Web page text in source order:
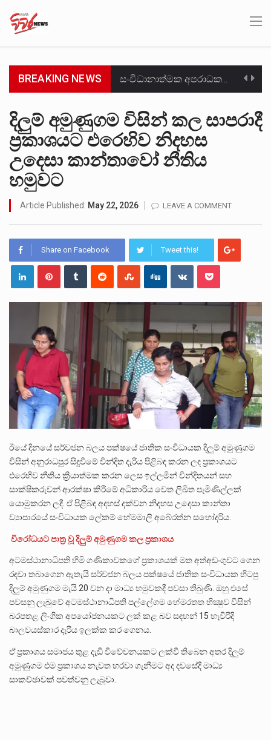
BREAKING NEWS සංවිධානාත්මක අපරාධකරුවකු වන ලොකු පැටිගේ ප්‍රධාන වෙඩික්කරු බවට සැක කරන ගිං ගඟේ ගිල්වා මරා දමා…
හිටපු පොලිස්පති පූජිත් ජයසුන්දරට සහ හිටපු ආරක්ෂක අමාත්‍යංශ ලේකම් හේමසිරි ප්‍රනාන්දු විශේෂ ත්‍රිපුද්ගල මහාධිකරණය විසින්…
මේ, දන්නා හඳුනන ලියන්නකුගේ නන්නාඳුනන අඩවියක සැරිසරා ලද ආස්වාදනීය මොහොතක සිංහාවලෝකනයකි .කෙටි කවියක දිගු බර…
වත්මන් ආණ්ඩුවේ ප්‍රධාන පාර්ශවකරුවා වන ජනතා විමුක්ති පෙරමුණේ කාලයක පටන් තිබුණු ප්‍රධාන සටන් පාඨයක් වූවේ…
දිලුම් අමුණුගම විසින් කල සාපරාදී
ප්‍රකාශයට එරෙහිව නිදහස
උදෙසා කාන්තාවෝ නීතිය
හමුවට
Article Published: May 22, 2026 LEAVE A COMMENT
Share on Facebook Tweet this!
ඊයේ දිනයේ සර්වජන බලය පක්ෂයේ ජාතික සංවිධායක දිලුම් අමුණුගම
විසින් අනුරාධපුර සිදුවීමේ වින්දිත දැරිය පිළිබඳ කරන ලද ප්‍රකාශයට
එරෙහිව නීතිය ක්‍රියාත්මක කරන ලෙස ඉල්ලමින් වින්දිතයන් සහ
සාක්ෂිකරුවන් ආරක්ෂා කිරීමේ අධිකාරිය වෙත ලිඛිත පැමිණිල්ලක්
යොමුකරන ලදී. ඒ පිළිබඳ අදහස් දක්වන නිදහස උදෙසා කාන්තා
ව්‍යාපාරයේ සංවිධායක ලේකම් හේමමාලි අබේරත්න සහෝදරිය.
විරෝධයට පාත්‍ර වූ දිලුම් අමුණුගම කල ප්‍රකාශය
අටමස්ථානාධිපති හිමි ගණිකාවකගේ ප්‍රකාශයක් මත අත්අඩංගුවට ගෙන
රඳවා තබාගෙන ඇතැයි සර්වජන බලය පක්ෂයේ ජාතික සංවිධායක හිටපු
දිලුම් අමුණුගම මැයි 20 වන දා මාධ්‍ය හමුවකදී පවසා තිබුණි. ඔහු එසේ
පවසනු ලැබුවේ අටමස්ථානාධිපති පල්ලේගම හේමරතත භික්‍ෂුව විසින්
බරපතළ ලිංගික අපයෝජනයකට ලක් කළ බව සඳහන් 15 හැවිරිදි
බාලවයස්කාර දැරිය ඉලක්ක කර ගෙනය.
ඒ ප්‍රකාශය සමාජය තුළ දැඩි විවේචනයකට ලක්වී තිබෙන අතර දිලුම්
අමුණුගම එම ප්‍රකාශය නැවත හරවා ගැනීමට අද දවසේදී මාධ්‍ය
සාකච්ඡාවක් පවත්වනු ලැබූවා.